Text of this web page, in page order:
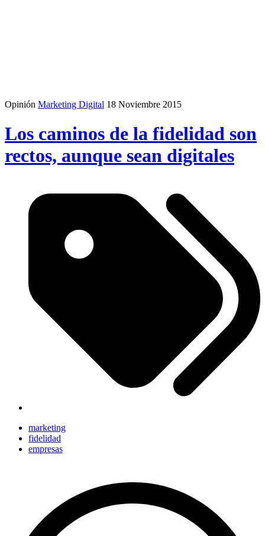
Opinión Marketing Digital 18 Noviembre 2015
Los caminos de la fidelidad son
rectos, aunque sean digitales
marketing
fidelidad
empresas